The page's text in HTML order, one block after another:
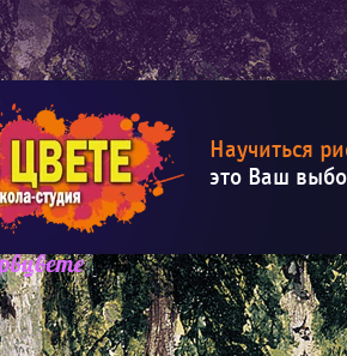
Научиться
это Ваш